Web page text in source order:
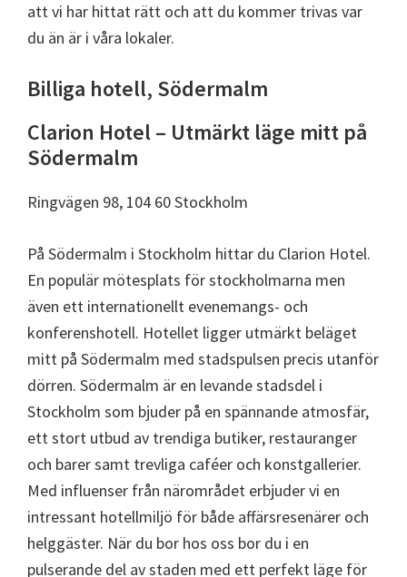
att vi har hittat rätt och att du kommer trivas var
du än är i våra lokaler.
Billiga hotell, Södermalm
Clarion Hotel – Utmärkt läge mitt på
Södermalm
Ringvägen 98, 104 60 Stockholm
På Södermalm i Stockholm hittar du Clarion Hotel.
En populär mötesplats för stockholmarna men
även ett internationellt evenemangs- och
konferenshotell. Hotellet ligger utmärkt beläget
mitt på Södermalm med stadspulsen precis utanför
dörren. Södermalm är en levande stadsdel i
Stockholm som bjuder på en spännande atmosfär,
ett stort utbud av trendiga butiker, restauranger
och barer samt trevliga caféer och konstgallerier.
Med influenser från närområdet erbjuder vi en
intressant hotellmiljö för både affärsresenärer och
helggäster. När du bor hos oss bor du i en
pulserande del av staden med ett perfekt läge för